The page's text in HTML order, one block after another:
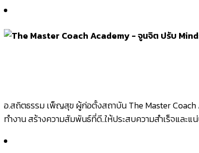
อ.สถิตธรรม เพ็ญสุข ผู้ก่อตั้งสถาบัน The Master Coach
ทำงาน สร้างความสัมพันธ์ที่ดี..ให้ประสบความสำเร็จและ